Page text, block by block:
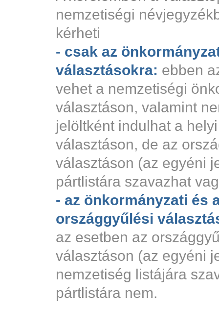
nemzetiségi
kérheti
- csak az
választásokra: ebben
vehet a nemzetiségi
választáson, valamint
jelöltként indulhat a
választáson, de az
választáson (az egyéni
pártlistára szavazhat
- az önkormányzati és
országgyűlési
az esetben az
választáson (az egyéni
nemzetiség listájára
pártlistára nem.